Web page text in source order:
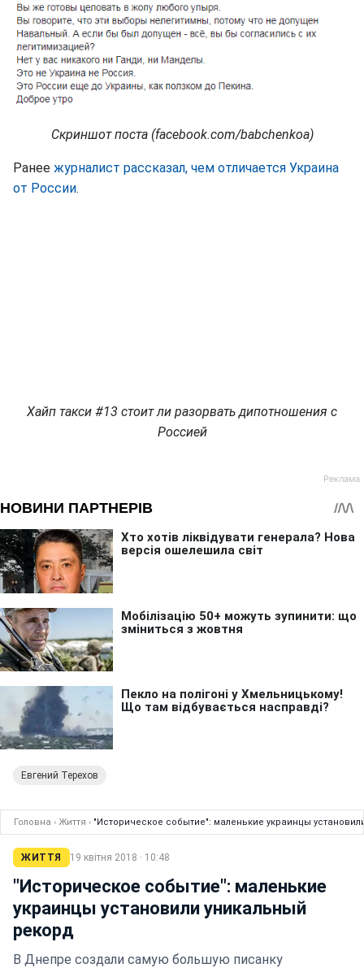
Скриншот поста (facebook.com/babchenkoa)
Ранее журналист рассказал, чем отличается Украина
от России.
Хайп такси #13 cтоит ли разорвать дипотношения с
Россией
Евгений Терехов
Головна › Життя › "Историческое событие": маленькие украинцы
ЖИТТЯ 19 квітня 2018 · 10:48
"Историческое событие": маленькие
украинцы установили уникальный
рекорд
В Днепре создали самую большую писанку